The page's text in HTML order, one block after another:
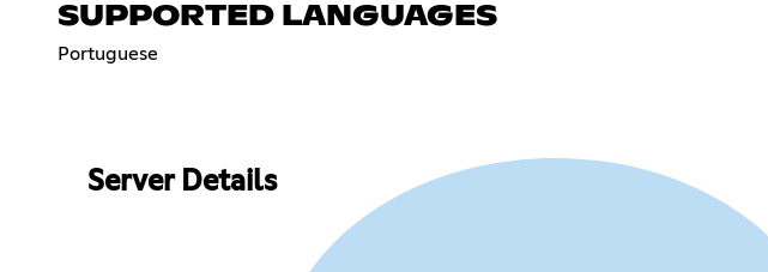
SUPPORTED LANGUAGES
Portuguese
Server Details